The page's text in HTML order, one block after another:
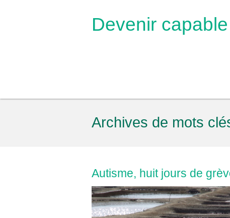
Devenir
Archives de mots
Autisme, huit jours de